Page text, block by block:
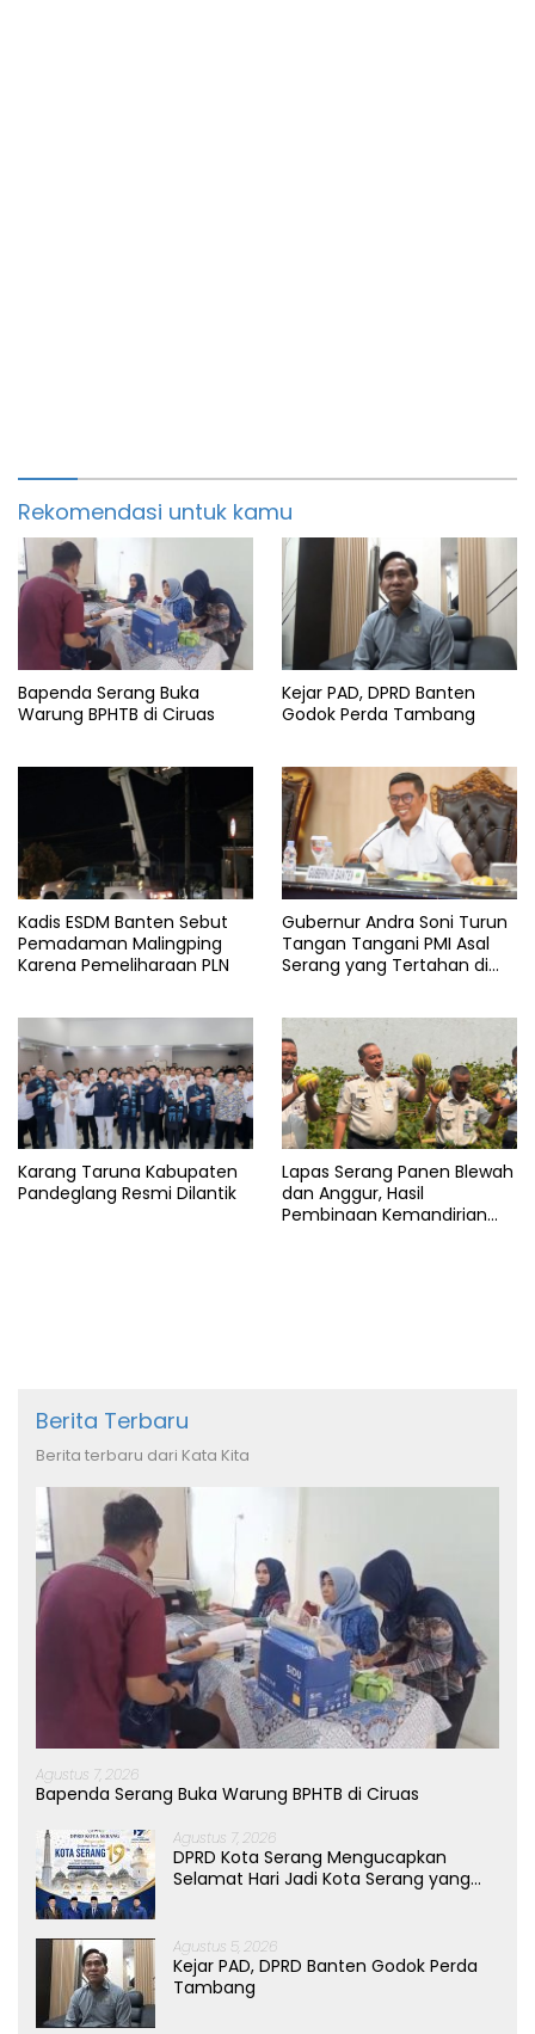
Rekomendasi untuk kamu
Bapenda Serang Buka
Warung BPHTB di Ciruas
Kejar PAD, DPRD Banten
Godok Perda Tambang
Kadis ESDM Banten Sebut
Pemadaman Malingping
Karena Pemeliharaan PLN
Gubernur Andra Soni Turun
Tangan Tangani PMI Asal
Serang yang Tertahan di
Karang Taruna Kabupaten
Pandeglang Resmi Dilantik
Lapas Serang Panen Blewah
dan Anggur, Hasil
Pembinaan Kemandirian
Berita Terbaru
Berita terbaru dari Kata Kita
Agustus 7, 2026
Bapenda Serang Buka Warung BPHTB di Ciruas
Agustus 7, 2026
DPRD Kota Serang Mengucapkan
Selamat Hari Jadi Kota Serang yang
Agustus 5, 2026
Kejar PAD, DPRD Banten Godok Perda
Tambang